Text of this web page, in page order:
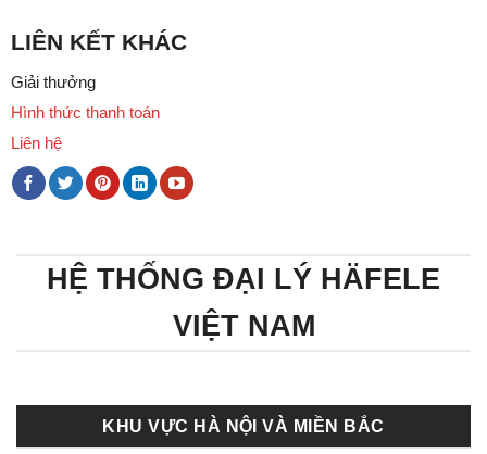
LIÊN KẾT KHÁC
Giải thưởng
Hình thức thanh toán
Liên hệ
HỆ THỐNG ĐẠI LÝ HÄFELE
VIỆT NAM
KHU VỰC HÀ NỘI VÀ MIỀN BẮC